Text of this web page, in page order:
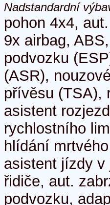
Nadstandardní
pohon 4x4,
9x airbag,
podvozku
(ASR),
přívěsu (TSA),
asistent
rychlostního
hlídání
asistent jízdy
řidiče, aut.
podvozku,